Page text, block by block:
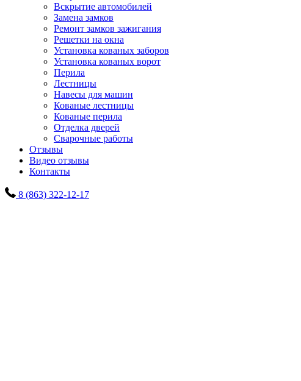
Вскрытие автомобилей
Замена замков
Ремонт замков зажигания
Решетки на окна
Установка кованых заборов
Установка кованых ворот
Перила
Лестницы
Навесы для машин
Кованые лестницы
Кованые перила
Отделка дверей
Сварочные работы
Отзывы
Видео отзывы
Контакты
8 (863) 322-12-17